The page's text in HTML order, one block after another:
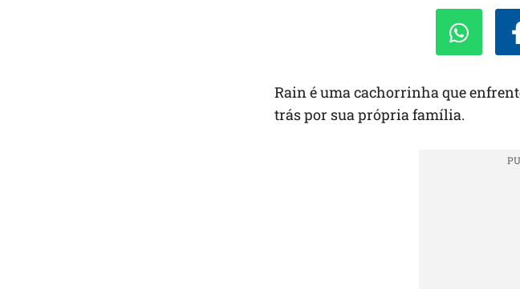
Rain é uma cachorrinha que
trás por sua própria família.